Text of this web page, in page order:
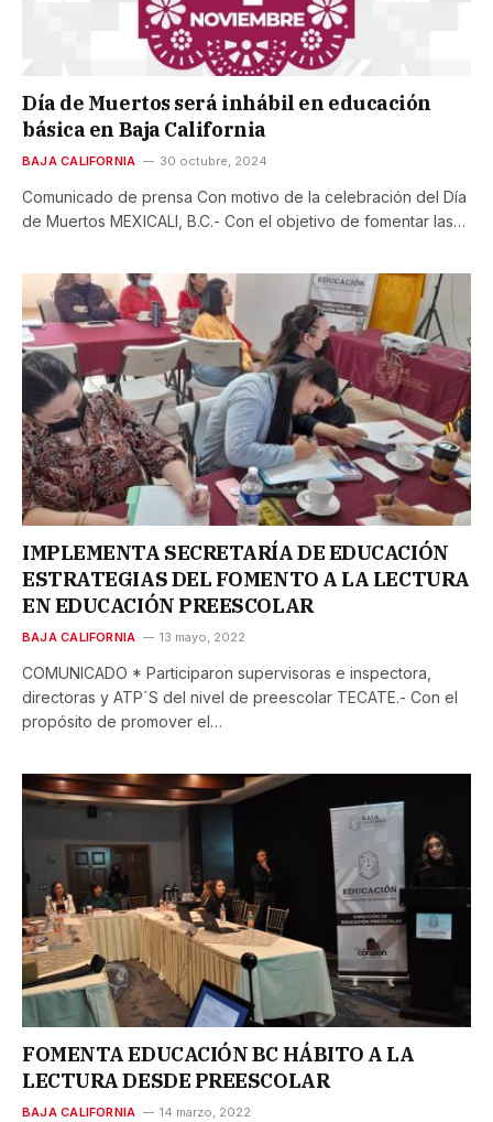
Día de Muertos será inhábil en educación
básica en Baja California
BAJA CALIFORNIA 30 octubre, 2024
Comunicado de prensa Con motivo de la celebración del Día
de Muertos MEXICALI, B.C.- Con el objetivo de fomentar las…
IMPLEMENTA SECRETARÍA DE EDUCACIÓN
ESTRATEGIAS DEL FOMENTO A LA LECTURA
EN EDUCACIÓN PREESCOLAR
BAJA CALIFORNIA 13 mayo, 2022
COMUNICADO * Participaron supervisoras e inspectora,
directoras y ATP´S del nivel de preescolar TECATE.- Con el
propósito de promover el…
FOMENTA EDUCACIÓN BC HÁBITO A LA
LECTURA DESDE PREESCOLAR
BAJA CALIFORNIA 14 marzo, 2022